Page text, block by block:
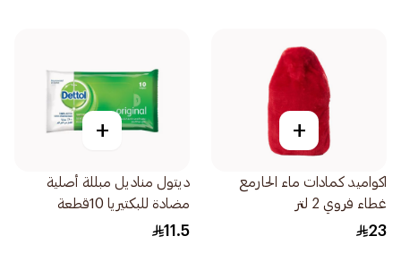
+
اكواميد كمادات ماء الحارمع
غطاء فروي 2 لتر
23
+
ديتول مناديل مبللة أصلية
مضادة للبكتيريا 10قطعة
11.5